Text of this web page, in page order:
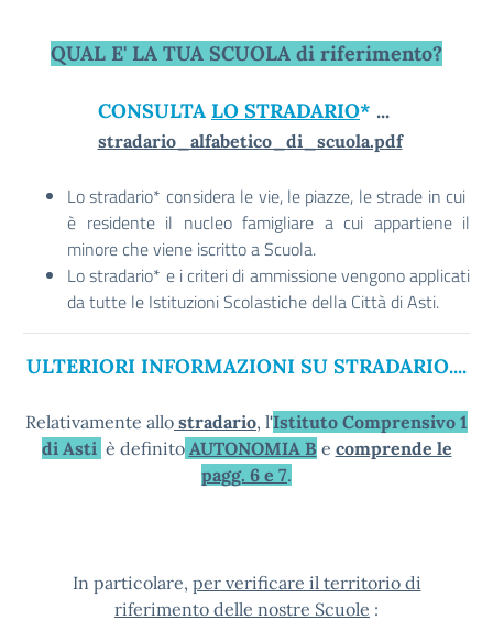
QUAL E' LA TUA SCUOLA di riferimento?
CONSULTA LO STRADARIO* ...
stradario_alfabetico_di_scuola.pdf
Lo stradario* considera le vie, le piazze, le strade in cui
è residente il nucleo famigliare a cui appartiene il
minore che viene iscritto a Scuola.
Lo stradario* e i criteri di ammissione vengono applicati
da tutte le Istituzioni Scolastiche della Città di Asti.
ULTERIORI INFORMAZIONI SU STRADARIO....
Relativamente allo stradario, l'Istituto Comprensivo 1
di Asti è definito AUTONOMIA B e comprende le
pagg. 6 e 7.
In particolare, per verificare il territorio di
riferimento delle nostre Scuole :